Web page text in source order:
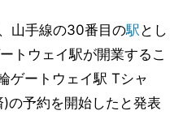
山手線の30番目の駅 とし
トウェイ駅が開業するこ
ゲートウェイ駅 Tシャ
の予約を開始したと発表